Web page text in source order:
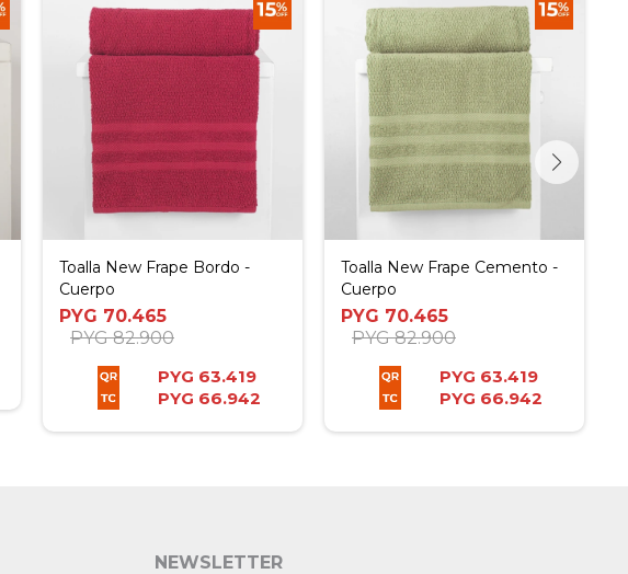
Toalla New Frape Bordo -
Cuerpo
PYG 70.465
PYG 82.900
PYG 63.419
PYG 66.942
Toalla New Frape Cemento -
Cuerpo
PYG 70.465
PYG 82.900
PYG 63.419
PYG 66.942
NEWSLETTER